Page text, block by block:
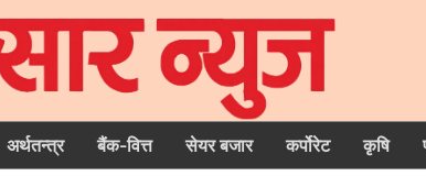
अर्थतन्त्र बैंक-वित्त सेयर बजार कर्पोरेट कृषि